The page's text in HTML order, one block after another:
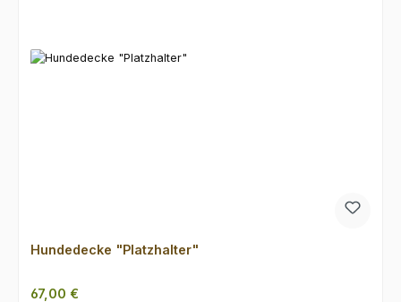
Hundedecke "Platzhalter"
Regulärer Preis:
67,00 €